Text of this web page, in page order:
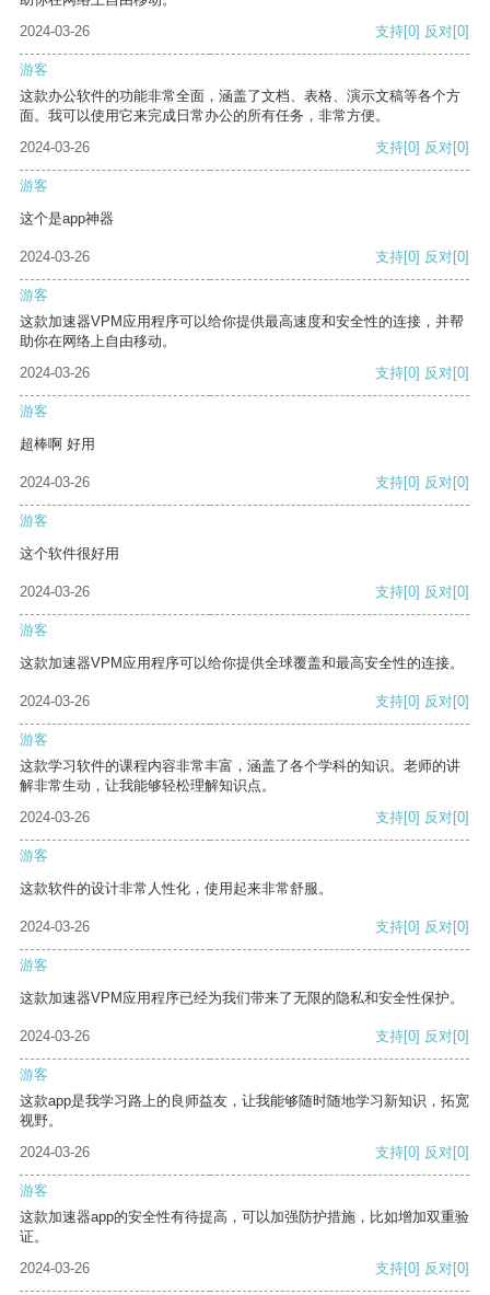
2024-03-26
支持[0] 反对[0]
游客
这款办公软件的功能非常全面，涵盖了文档、表格、演示文稿等各个方
面。我可以使用它来完成日常办公的所有任务，非常方便。
2024-03-26
支持[0] 反对[0]
游客
这个是app神器
2024-03-26 支持[0] 反对[0]
游客
这款加速器VPM应用程序可以给你提供最高速度和安全性的连接，并帮
助你在网络上自由移动。
2024-03-26
支持[0] 反对[0]
游客
超棒啊 好用
2024-03-26 支持[0] 反对[0]
游客
这个软件很好用
2024-03-26 支持[0] 反对[0]
游客
这款加速器VPM应用程序可以给你提供全球覆盖和最高安全性的连接。
2024-03-26 支持[0] 反对[0]
游客
这款学习软件的课程内容非常丰富，涵盖了各个学科的知识。老师的讲
解非常生动，让我能够轻松理解知识点。
2024-03-26
支持[0] 反对[0]
游客
这款软件的设计非常人性化，使用起来非常舒服。
2024-03-26 支持[0] 反对[0]
游客
这款加速器VPM应用程序已经为我们带来了无限的隐私和安全性保护。
2024-03-26 支持[0] 反对[0]
游客
这款app是我学习路上的良师益友，让我能够随时随地学习新知识，拓宽
视野。
2024-03-26
支持[0] 反对[0]
游客
这款加速器app的安全性有待提高，可以加强防护措施，比如增加双重验
证。
2024-03-26
支持[0] 反对[0]